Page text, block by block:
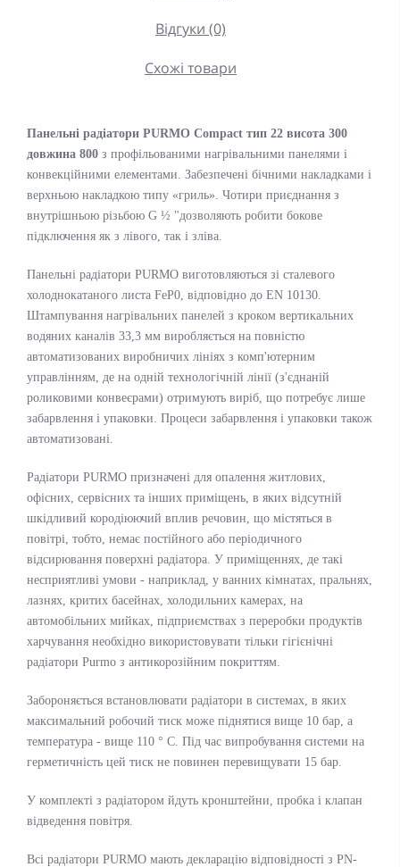
Відгуки (0)
Схожі товари
Панельні радіатори PURMO Compact тип 22 висота 300
довжина 800 з профільованими нагрівальними панелями і
конвекційними елементами. Забезпечені бічними накладками і
верхньою накладкою типу «гриль». Чотири приєднання з
внутрішньою різьбою G ½ "дозволяють робити бокове
підключення як з лівого, так і зліва.
Панельні радіатори PURMO виготовляються зі сталевого
холоднокатаного листа FeP0, відповідно до EN 10130.
Штампування нагрівальних панелей з кроком вертикальних
водяних каналів 33,3 мм виробляється на повністю
автоматизованих виробничих лініях з комп'ютерним
управлінням, де на одній технологічній лінії (з'єднаній
роликовими конвеєрами) отримують виріб, що потребує лише
забарвлення і упаковки. Процеси забарвлення і упаковки також
автоматизовані.
Радіатори PURMO призначені для опалення житлових,
офісних, сервісних та інших приміщень, в яких відсутній
шкідливий кородіюючий вплив речовин, що містяться в
повітрі, тобто, немає постійного або періодичного
відсирювання поверхні радіатора. У приміщеннях, де такі
несприятливі умови - наприклад, у ванних кімнатах, пральнях,
лазнях, критих басейнах, холодильних камерах, на
автомобільних мийках, підприємствах з переробки продуктів
харчування необхідно використовувати тільки гігієнічні
радіатори Purmo з антикорозійним покриттям.
Забороняється встановлювати радіатори в системах, в яких
максимальний робочий тиск може піднятися вище 10 бар, а
температура - вище 110 ° C. Під час випробування системи на
герметичність цей тиск не повинен перевищувати 15 бар.
У комплекті з радіатором йдуть кронштейни, пробка і клапан
відведення повітря.
Всі радіатори PURMO мають декларацію відповідності з PN-